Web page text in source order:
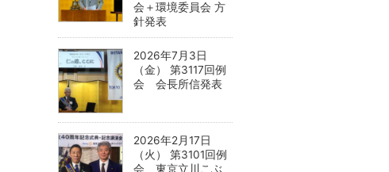
会＋環境委員会 方
針発表
2026年7月3日
（金） 第3117回例
会 会長所信発表
2026年2月17日
（火） 第3101回例
会 東京立川こぶ